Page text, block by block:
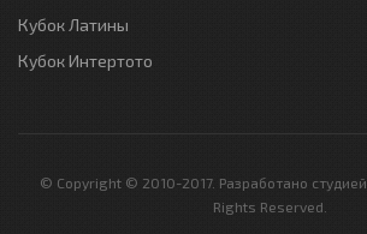
Кубок Латины
Кубок Интертото
© Copyright © 2010-2017. Разработано студией
Rights Reserved.